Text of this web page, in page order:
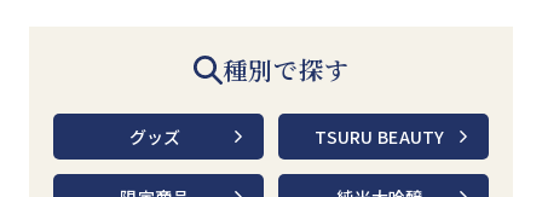
種別で探す
グッズ TSURU BEAUTY